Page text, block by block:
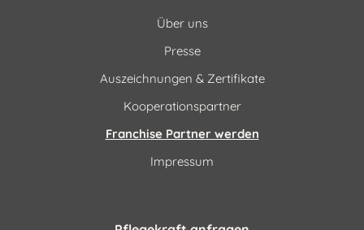
Über uns
Presse
Auszeichnungen & Zertifikate
Kooperationspartner
Franchise Partner werden
Impressum